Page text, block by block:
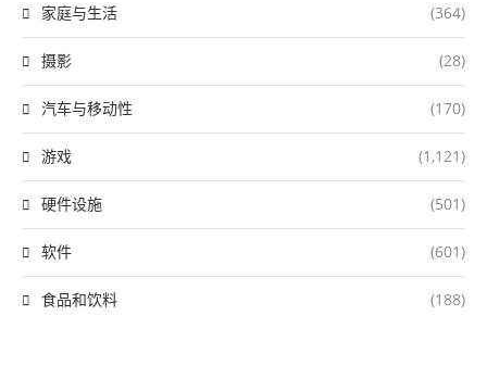
家庭与生活 (364)
摄影 (28)
汽车与移动性 (170)
游戏 (1,121)
硬件设施 (501)
软件 (601)
食品和饮料 (188)